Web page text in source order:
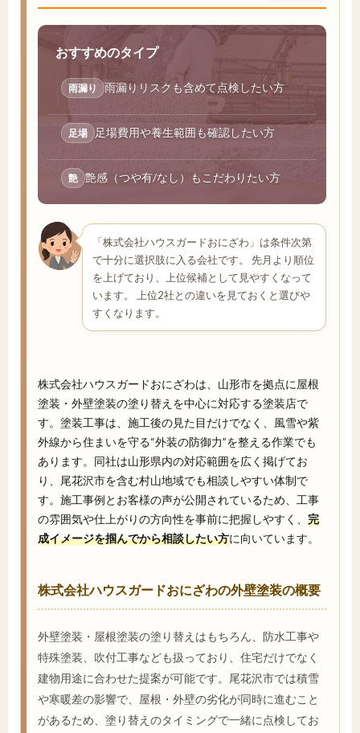
おすすめのタイプ
雨漏り 雨漏りリスクも含めて点検したい方
足場 足場費用や養生範囲も確認したい方
艶 艶感（つや有/なし）もこだわりたい方
「株式会社ハウスガードおにざわ」は条件次第
で十分に選択肢に入る会社です。 先月より順位
を上げており、上位候補として見やすくなって
います。 上位2社との違いを見ておくと選びや
すくなります。
株式会社ハウスガードおにざわは、山形市を拠点に屋根
塗装・外壁塗装の塗り替えを中心に対応する塗装店で
す。塗装工事は、施工後の見た目だけでなく、風雪や紫
外線から住まいを守る“外装の防御力”を整える作業でも
あります。同社は山形県内の対応範囲を広く掲げてお
り、尾花沢市を含む村山地域でも相談しやすい体制で
す。施工事例とお客様の声が公開されているため、工事
の雰囲気や仕上がりの方向性を事前に把握しやすく、 完
成イメージを掴んでから相談したい方に向いています。
株式会社ハウスガードおにざわの外壁塗装の概要
外壁塗装・屋根塗装の塗り替えはもちろん、防水工事や
特殊塗装、吹付工事なども扱っており、住宅だけでなく
建物用途に合わせた提案が可能です。尾花沢市では積雪
や寒暖差の影響で、屋根・外壁の劣化が同時に進むこと
があるため、塗り替えのタイミングで一緒に点検してお